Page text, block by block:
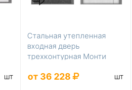
шт
Стальная утепленная
входная дверь
трехконтурная Монти
от 36 228 шт